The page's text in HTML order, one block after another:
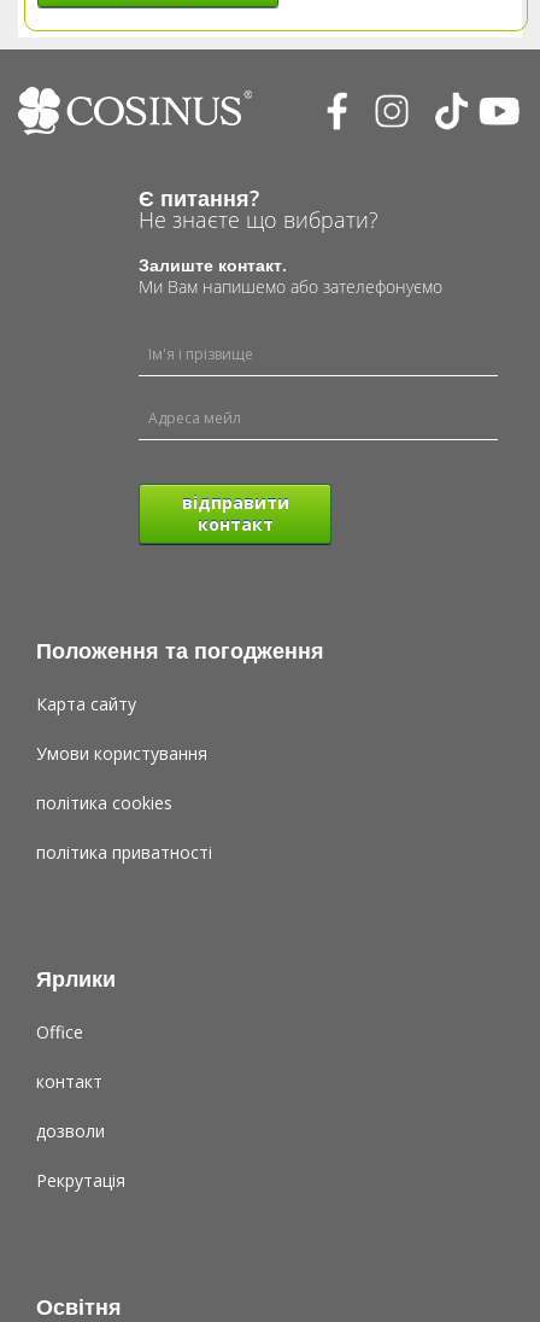
Є питання?
Не знаєте що вибрати?
Залиште контакт.
Ми Вам напишемо або зателефонуємо
відправити
контакт
Положення та погодження
Карта сайту
Умови користування
політика cookies
політика приватності
Ярлики
Office
контакт
дозволи
Рекрутація
Освітня